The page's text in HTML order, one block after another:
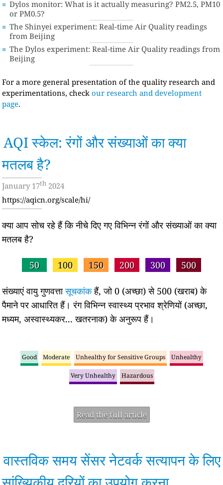
Dylos monitor: What is it actually measuring? PM2.5, PM10
or PM0.5?
The Shinyei experiment: Real-time Air Quality readings
from Beijing
The Dylos experiment: Real-time Air Quality readings from
Beijing
For a more general presentation of the quality research and
experimentations, checkour research and development
page.
AQI स्केल: रंगों और संख्याओं का क्या
मतलब है?
January 17th 2024
https://aqicn.org/scale/hi/
क्या आप सोच रहे हैं कि नीचे दिए गए विभिन्न रंगों और संख्याओं का क्या
मतलब है?
50 100 150 200 300 500
संख्याएं वायु गुणवत्तासूचकांकहैं, जो 0 (अच्छा) से 500 (खराब) के
पैमाने पर आधारित हैं। रंग विभिन्न स्वास्थ्य प्रभाव श्रेणियों (अच्छा,
मध्यम, अस्वास्थ्यकर... खतरनाक) के अनुरूप हैं।
Good Moderate Unhealthy for Sensitive Groups Unhealthy
Very Unhealthy Hazardous
Read the full article
वास्तविक समय सेंसर नेटवर्क सत्यापन के लिए